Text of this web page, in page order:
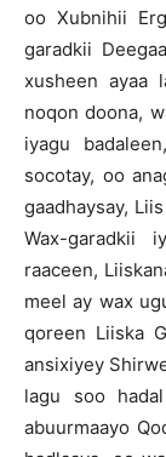
oo Xubnihii
garadkii
xusheen ayaa
noqon doona,
iyagu
socotay, oo
gaadhaysay,
Wax-garadkii
raaceen,
meel ay wax
qoreen Liiska
ansixiyey
lagu soo
abuurmaayo